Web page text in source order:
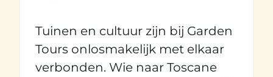
Tuinen en cultuur zijn bij Garden
Tours onlosmakelijk met elkaar
verbonden. Wie naar Toscane